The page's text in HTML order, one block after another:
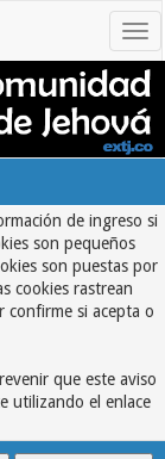
de ingreso si
son pequeños
son puestas por
cookies rastrean
confirme si acepta o
que este aviso
utilizando el enlace